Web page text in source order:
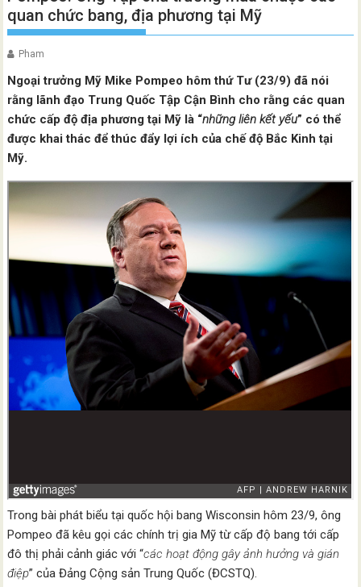
quan chức bang, địa phương tại Mỹ
Pham
Ngoại trưởng Mỹ Mike Pompeo hôm thứ Tư (23/9) đã nói
rằng lãnh đạo Trung Quốc Tập Cận Bình cho rằng các quan
chức cấp độ địa phương tại Mỹ là “những liên kết yếu” có thể
được khai thác để thúc đẩy lợi ích của chế độ Bắc Kinh tại
Mỹ.
Trong bài phát biểu tại quốc hội bang Wisconsin hôm 23/9, ông
Pompeo đã kêu gọi các chính trị gia Mỹ từ cấp độ bang tới cấp
đô thị phải cảnh giác với “các hoạt động gây ảnh hưởng và gián
điệp” của Đảng Cộng sản Trung Quốc (ĐCSTQ).